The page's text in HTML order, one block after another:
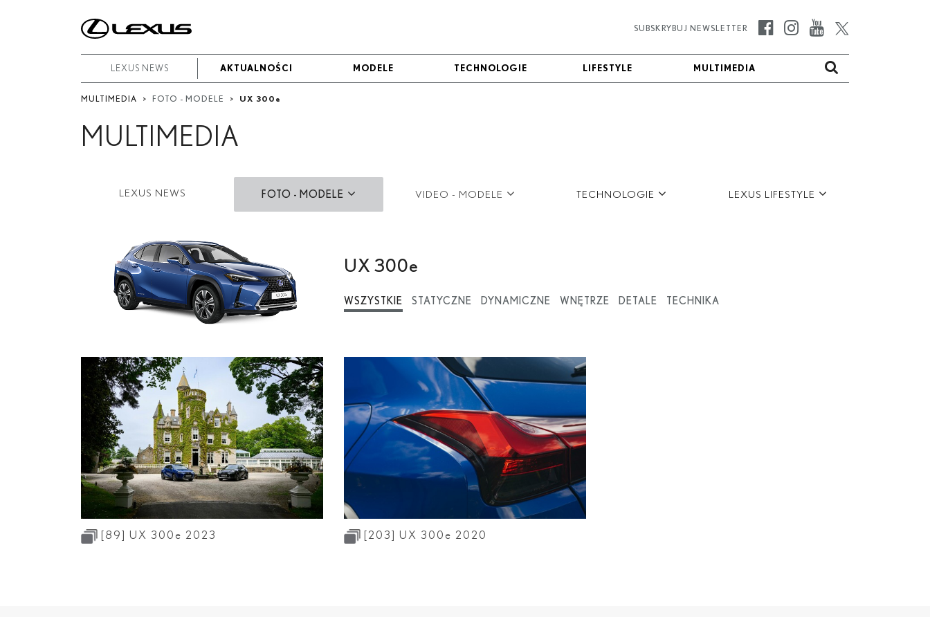
LEXUS NEWS AKTUALNOŚCI MODELE TECHNOLOGIE LIFESTYLE MULTIMEDIA
SUBSKRYBUJ NEWSLETTER
LEXUS NEWS AKTUALNOŚCI MODELE TECHNOLOGIE LIFESTYLE MULTIMEDIA
MULTIMEDIA > FOTO - MODELE > UX 300 e
MULTIMEDIA
LEXUS NEWS FOTO - MODELE
UX 300e
NX
RX
LS
LC
LC CONVERTIBLE
RC F
LM
TZ
VIDEO - MODELE
UX 300
RX
LC CONVERTIBLE
RC F
TZ
TECHNOLOGIE LEXUS LIFESTYLE
UX 300e
WSZYSTKIE STATYCZNE DYNAMICZNE WNĘTRZE DETALE TECHNIKA
[89] UX 300 e 2023 [203] UX 300 e 2020
Data rozpoczęcia